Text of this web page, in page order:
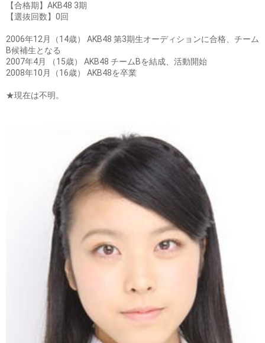
【合格期】AKB48 3期
【選抜回数】0回
2006年12月（14歳） AKB48 第3期生オーディションに合格、チーム
B候補生となる
2007年4月 （15歳） AKB48 チームBを結成、活動開始
2008年10月（16歳） AKB48を卒業
★現在は不明。